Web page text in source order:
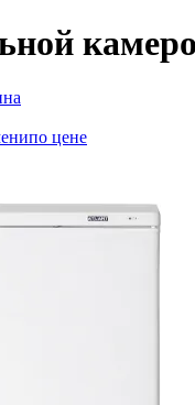
по цене